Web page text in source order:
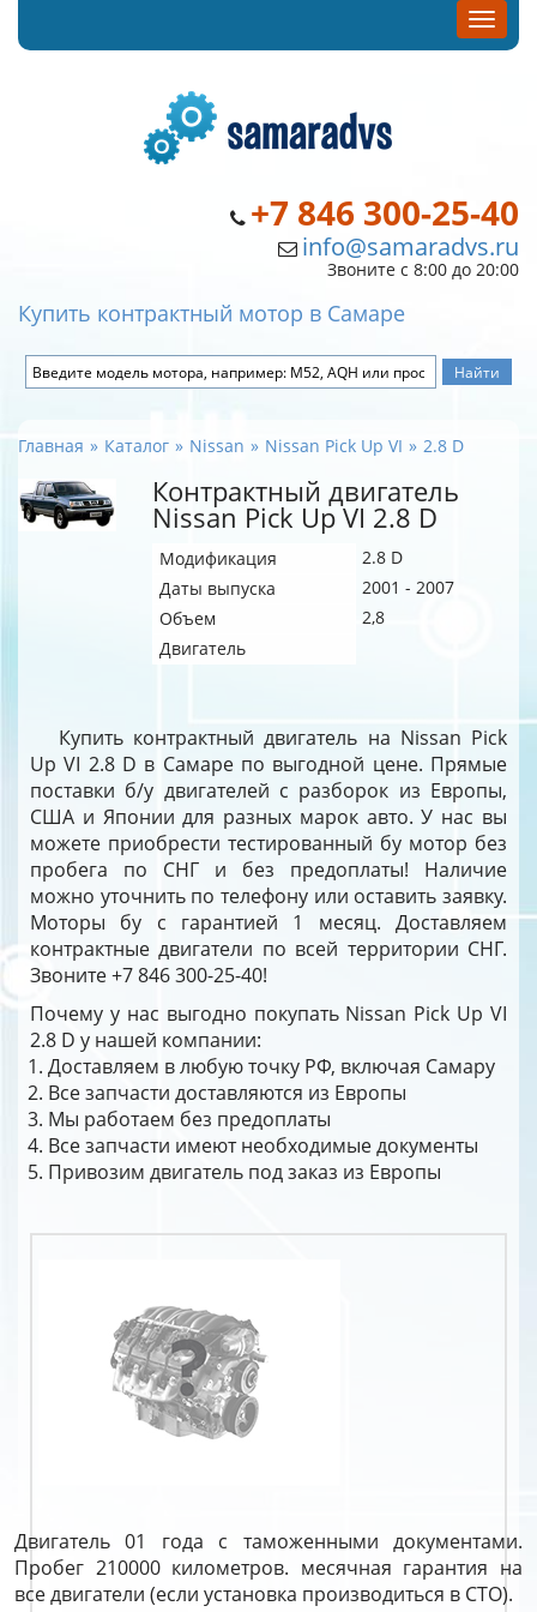
+7 846 300-25-40
info@samaradvs.ru
Звоните с 8:00 до 20:00
Купить контрактный мотор в Самаре
Главная Каталог Nissan Nissan Pick Up VI 2.8 D
Контрактный двигатель
Nissan Pick Up VI 2.8 D
Модификация
2.8 D
Даты выпуска
2001 - 2007
Объем
2,8
Двигатель
Купить контрактный двигатель на Nissan Pick
Up VI 2.8 D в Самаре по выгодной цене. Прямые
поставки б/у двигателей с разборок из Европы,
США и Японии для разных марок авто. У нас вы
можете приобрести тестированный бу мотор без
пробега по СНГ и без предоплаты! Наличие
можно уточнить по телефону или оставить заявку.
Моторы бу с гарантией 1 месяц. Доставляем
контрактные двигатели по всей территории СНГ.
Звоните +7 846 300-25-40!
Почему у нас выгодно покупать Nissan Pick Up VI
2.8 D у нашей компании:
Доставляем в любую точку РФ, включая Самару
Все запчасти доставляются из Европы
Мы работаем без предоплаты
Все запчасти имеют необходимые документы
Привозим двигатель под заказ из Европы
Двигатель 01 года с таможенными документами.
Пробег 210000 километров. месячная гарантия на
все двигатели (если установка производиться в СТО).